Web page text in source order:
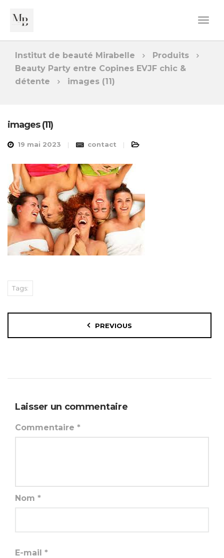
Institut de beauté Mirabelle
Produits
Beauty Party entre Copines EVJF chic &
détente
images (11)
images (11)
19 mai 2023 contact
Tags:
PREVIOUS
Laisser un commentaire
Commentaire *
Nom *
E-mail *